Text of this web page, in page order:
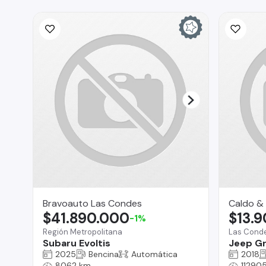
Bravoauto Las Condes
Región Metropolitana
Subaru Evoltis
$41.890.000-1%
2025 Bencina
Automática
Caldo
Las
Jeep
2018